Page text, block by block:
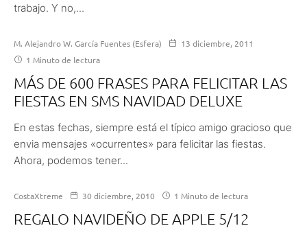
trabajo. Y no,...
M. Alejandro W. García Fuentes (Esfera)
13 diciembre, 2011
1 Minuto de lectura
MÁS DE 600 FRASES PARA FELICITAR LAS
FIESTAS EN SMS NAVIDAD DELUXE
En estas fechas, siempre está el típico amigo gracioso que
envia mensajes «ocurrentes» para felicitar las fiestas.
Ahora, podemos tener...
CostaXtreme 30 diciembre, 2010 1 Minuto de lectura
REGALO NAVIDEÑO DE APPLE 5/12